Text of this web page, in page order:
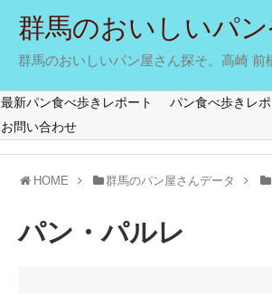
群馬のおいしいパ
群馬のおいしいパン屋さん探そ。高崎
最新パン食べ歩きレポート
パン食べ歩きレ
お問い合わせ
HOME 群馬のパン屋さんデータ
パン・パルレ